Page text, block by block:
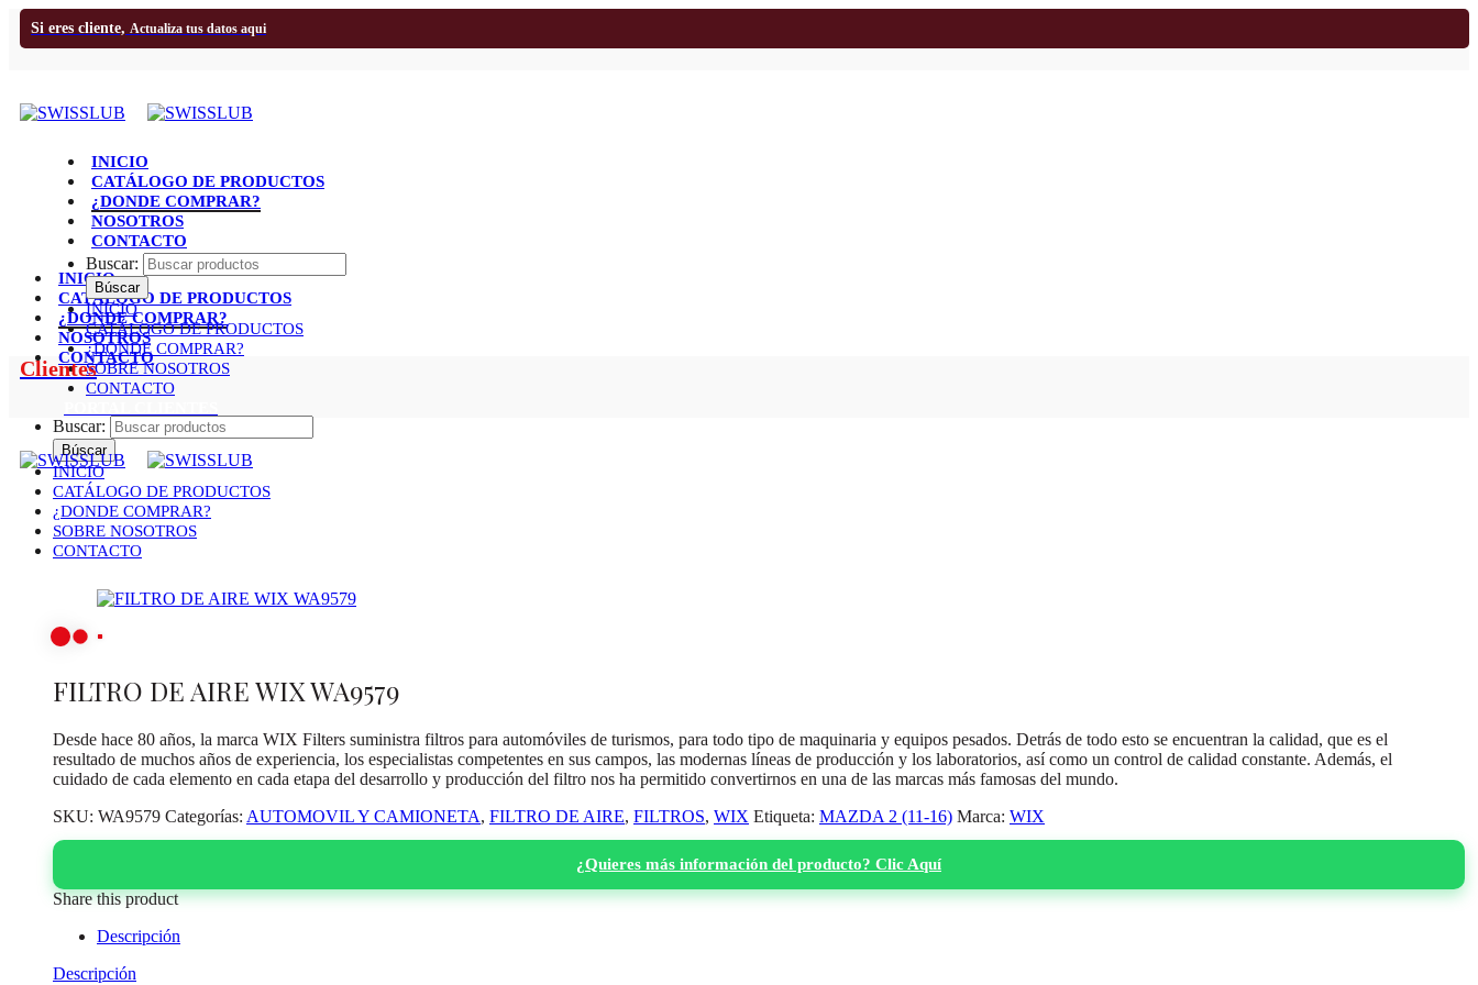
Si eres cliente, Actualiza tus datos aqui
INICIO
CATÁLOGO DE PRODUCTOS
¿DONDE COMPRAR?
NOSOTROS
CONTACTO
INICIO
CATÁLOGO DE PRODUCTOS
¿DONDE COMPRAR?
NOSOTROS
CONTACTO
Buscar:
INICIO
CATÁLOGO DE PRODUCTOS
¿DONDE COMPRAR?
SOBRE NOSOTROS
CONTACTO
Buscar:
INICIO
CATÁLOGO DE PRODUCTOS
¿DONDE COMPRAR?
SOBRE NOSOTROS
CONTACTO
Clientes
FILTRO DE AIRE WIX WA9579
Desde hace 80 años, la marca WIX Filters suministra filtros para automóviles de turismos, para todo tipo de maquinaria y equipos pesados. Detrás de todo esto se encuentran la calidad, que es el
resultado de muchos años de experiencia, los especialistas competentes en sus campos, las modernas líneas de producción y los laboratorios, así como un control de calidad constante. Además, el
cuidado de cada elemento en cada etapa del desarrollo y producción del filtro nos ha permitido convertirnos en una de las marcas más famosas del mundo.
SKU: WA9579 Categorías: AUTOMOVIL Y CAMIONETA, FILTRO DE AIRE, FILTROS, WIX Etiqueta: MAZDA 2 (11-16) Marca: WIX
¿Quieres más información del producto? Clic Aquí
Share this product
Descripción
Descripción